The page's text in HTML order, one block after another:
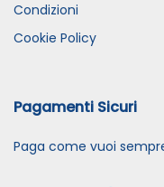
Condizioni
Cookie Policy
Pagamenti Sicuri
Paga come vuoi